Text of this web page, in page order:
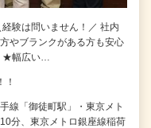
験は問いません！／ 社内
やブランクがある方も安心
★幅広い…
線「御徒町駅」・東京メト
分、東京メトロ銀座線稲荷